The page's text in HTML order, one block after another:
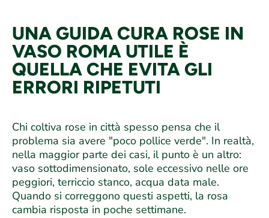
UNA GUIDA CURA ROSE IN
VASO ROMA UTILE È
QUELLA CHE EVITA GLI
ERRORI RIPETUTI
Chi coltiva rose in città spesso pensa che il
problema sia avere "poco pollice verde". In realtà,
nella maggior parte dei casi, il punto è un altro:
vaso sottodimensionato, sole eccessivo nelle ore
peggiori, terriccio stanco, acqua data male.
Quando si correggono questi aspetti, la rosa
cambia risposta in poche settimane.